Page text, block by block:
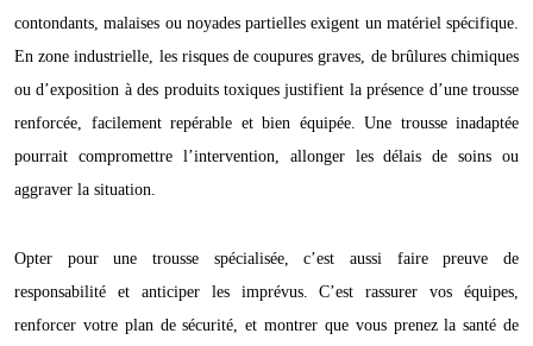
contondants, malaises ou noyades partielles exigent un matériel spécifique.
En zone industrielle, les risques de coupures graves, de brûlures chimiques
ou d’exposition à des produits toxiques justifient la présence d’une trousse
renforcée, facilement repérable et bien équipée. Une trousse inadaptée
pourrait compromettre l’intervention, allonger les délais de soins ou
aggraver la situation.
Opter pour une trousse spécialisée, c’est aussi faire preuve de
responsabilité et anticiper les imprévus. C’est rassurer vos équipes,
renforcer votre plan de sécurité, et montrer que vous prenez la santé de